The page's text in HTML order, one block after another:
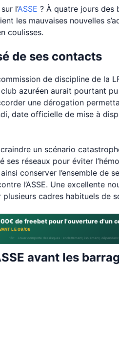
l’ASSE ? À quatre jours des
les mauvaises nouvelles
coulisses.
de ses contacts
de discipline de la
azuréen aurait pourtant
une dérogation
date officielle de mise à
un scénario
ses réseaux pour éviter
conserver l’ensemble de
l’ASSE. Une excellente
cadres habituels de
de freebet pour l'ouverture d'un
LE 09/08
18+ · Jouer comporte des risques : endettement, isolement,
avant les